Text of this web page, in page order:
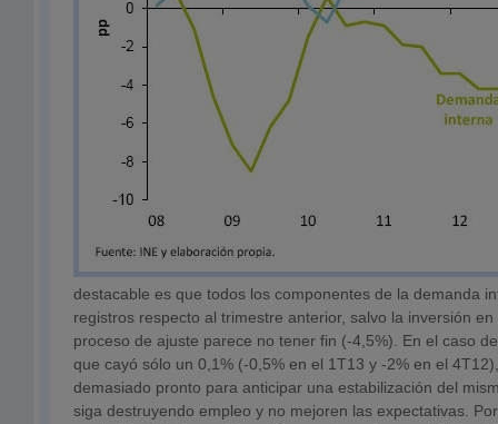
destacable es que todos los componentes de la demanda
registros respecto al trimestre anterior, salvo la inversión
proceso de ajuste parece no tener fin (-4,5%). En el caso
que cayó sólo un 0,1% (-0,5% en el 1T13 y -2% en el
demasiado pronto para anticipar una estabilización del
siga destruyendo empleo y no mejoren las expectativas.